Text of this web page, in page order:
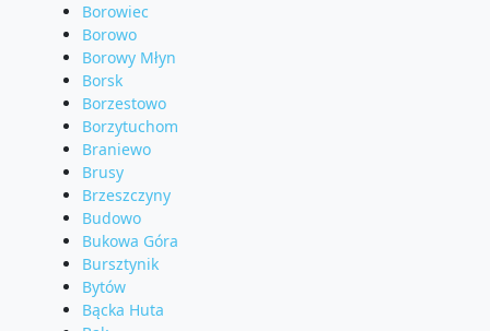
Borowiec
Borowo
Borowy Młyn
Borsk
Borzestowo
Borzytuchom
Braniewo
Brusy
Brzeszczyny
Budowo
Bukowa Góra
Bursztynik
Bytów
Bącka Huta